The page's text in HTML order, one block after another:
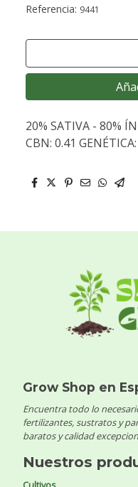
Referencia: 9441
20% SATIVA - 80%
CBN: 0.41
Grow Shop en
Encuentra todo lo
fertilizantes, sustratos y
baratos y calidad
Nuestros